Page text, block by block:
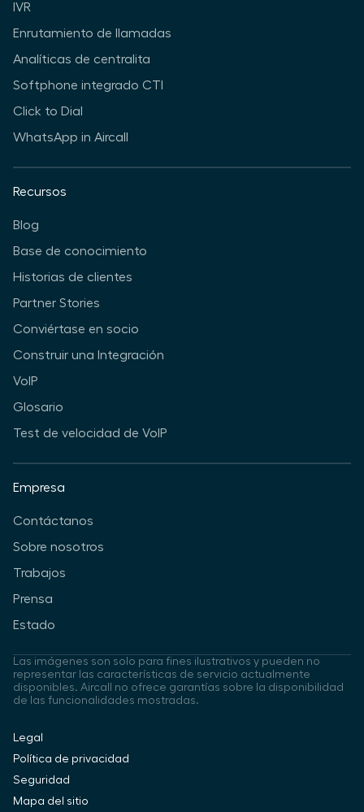
IVR
Enrutamiento de llamadas
Analíticas de centralita
Softphone integrado CTI
Click to Dial
WhatsApp in Aircall
Recursos
Blog
Base de conocimiento
Historias de clientes
Partner Stories
Conviértase en socio
Construir una Integración
VoIP
Glosario
Test de velocidad de VoIP
Empresa
Contáctanos
Sobre nosotros
Trabajos
Prensa
Estado
Las imágenes son solo para fines ilustrativos y pueden no
representar las características de servicio actualmente
disponibles. Aircall no ofrece garantías sobre la disponibilidad
de las funcionalidades mostradas.
Legal
Política de privacidad
Seguridad
Mapa del sitio